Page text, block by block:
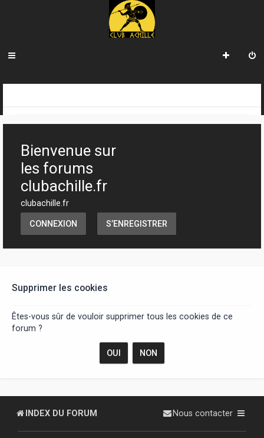
Bienvenue sur
les forums
clubachille.fr
clubachille.fr
CONNEXION S’ENREGISTRER
Supprimer les cookies
Êtes-vous sûr de vouloir supprimer tous les cookies de ce
forum ?
INDEX DU FORUM Nous contacter